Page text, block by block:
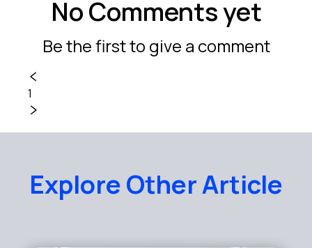
No Comments yet
Be the first to give a comment
1
Explore Other Article